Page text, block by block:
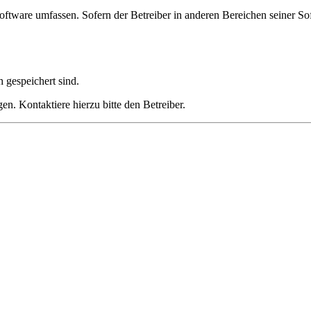
umfassen. Sofern der Betreiber in anderen Bereichen seiner
sind.
Kontaktiere hierzu bitte den Betreiber.